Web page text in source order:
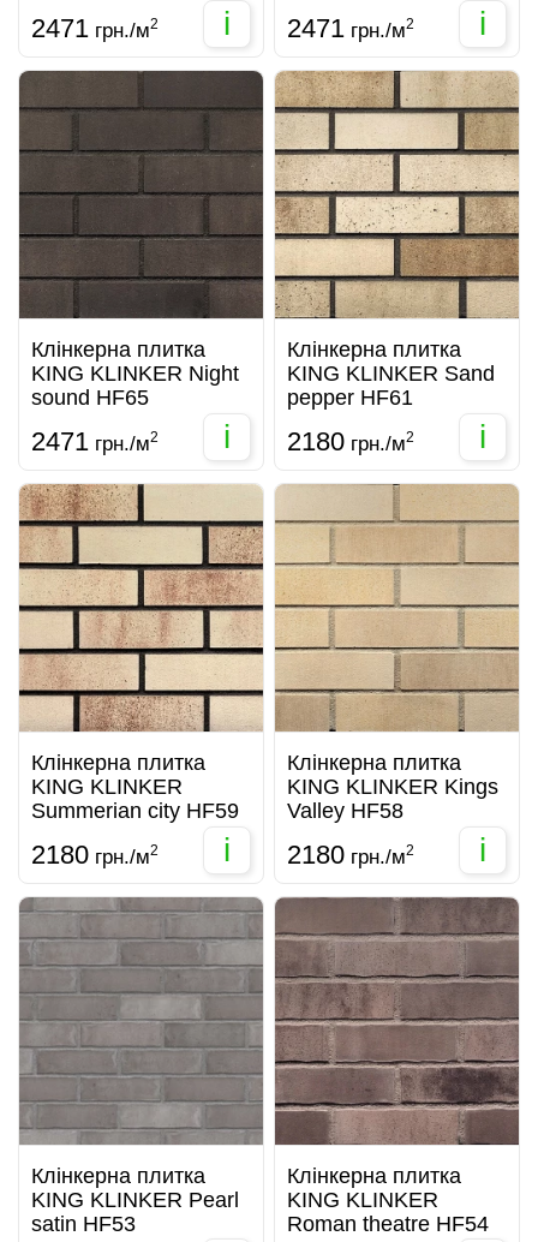
2471 грн./м2 i 2471 грн./м2 i
Клінкерна плитка
KING KLINKER Night
sound HF65
2471 грн./м2 i
Клінкерна плитка
KING KLINKER Sand
pepper HF61
2180 грн./м2 i
Клінкерна плитка
KING KLINKER
Summerian city HF59
2180 грн./м2 i
Клінкерна плитка
KING KLINKER Kings
Valley HF58
2180 грн./м2 i
Клінкерна плитка
KING KLINKER Pearl
satin HF53
Клінкерна плитка
KING KLINKER
Roman theatre HF54